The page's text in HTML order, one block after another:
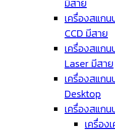
มีสาย
เครื่องสแก
CCD มีสาย
เครื่องสแก
Laser มีสาย
เครื่องสแก
Desktop
เครื่องสแกน
เครื่อง